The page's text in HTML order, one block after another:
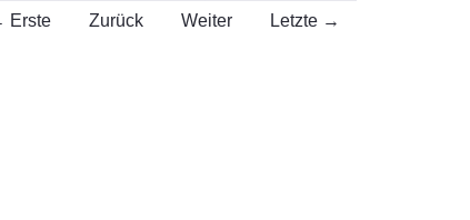
Erste Zurück Weiter Letzte →